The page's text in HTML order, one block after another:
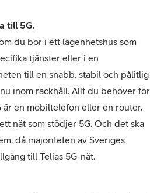
till 5G.
du bor i ett lägenhetshus som
tjänster eller i en
till en snabb, stabil och pålitlig
inom räckhåll. Allt du behöver för
är en mobiltelefon eller en router,
nät som stödjer 5G. Och det ska
då majoriteten av Sveriges
till Telias 5G-nät.